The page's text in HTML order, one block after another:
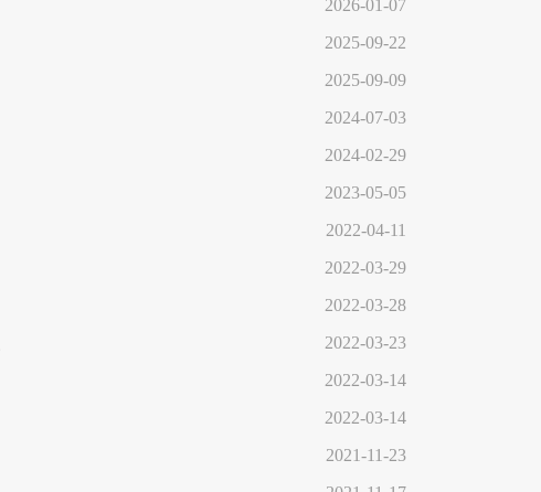
2026-01-07
2025-09-22
2025-09-09
2024-07-03
2024-02-29
2023-05-05
2022-04-11
2022-03-29
2022-03-28
2022-03-23
2022-03-14
2022-03-14
2021-11-23